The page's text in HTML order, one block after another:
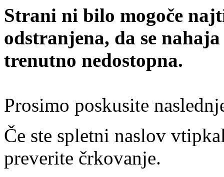
Strani ni bilo mogoče
odstranjena, da se
trenutno nedostopna.
Prosimo poskusite
Če ste spletni naslov
preverite črkovanje.